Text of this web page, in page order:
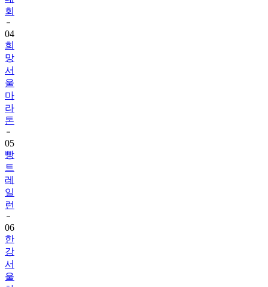
회
04
희
망
서
울
마
라
톤
05
빵
트
레
일
런
06
한
강
서
울